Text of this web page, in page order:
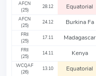
AFCN
(25)
28.12 Equatorial
AFCN
(25)
24.12 Burkina Fa
FRII
(25)
17.11 Madagascar
FRII
(25)
14.11 Kenya
WCQAF
(26)
13.10 Equatorial